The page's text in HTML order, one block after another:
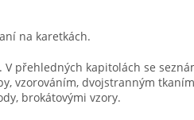
na karetkách.
přehledných kapitolách se
vzorováním, dvojstranným
brokátovými vzory.